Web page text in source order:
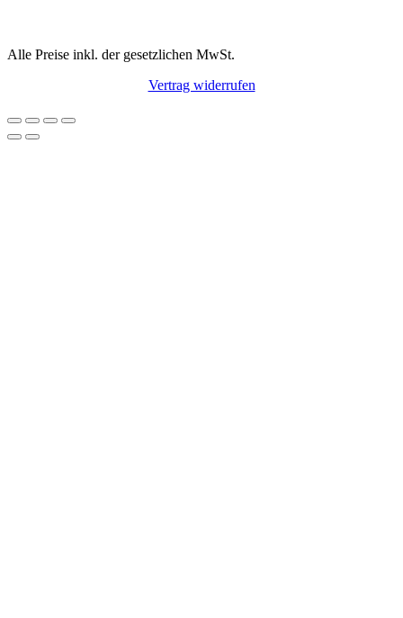
Alle Preise inkl. der gesetzlichen MwSt.
Vertrag widerrufen